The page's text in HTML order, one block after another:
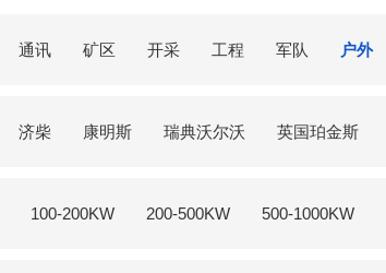
通讯 矿区 开采 工程 军队 户外
济柴 康明斯 瑞典沃尔沃 英国珀金斯
100-200KW 200-500KW 500-1000KW